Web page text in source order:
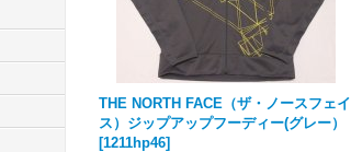
THE NORTH FACE（ザ・ノースフェイ
ス）ジップアップフーディー(グレー）
[1211hp46]